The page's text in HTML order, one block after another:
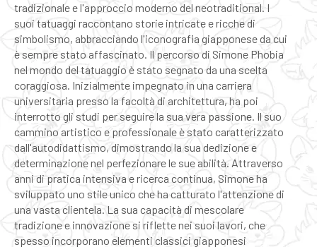
tradizionale e l'approccio moderno del neotraditional. I
suoi tatuaggi raccontano storie intricate e ricche di
simbolismo, abbracciando l'iconografia giapponese da cui
è sempre stato affascinato. Il percorso di Simone Phobia
nel mondo del tatuaggio è stato segnato da una scelta
coraggiosa. Inizialmente impegnato in una carriera
universitaria presso la facoltà di architettura, ha poi
interrotto gli studi per seguire la sua vera passione. Il suo
cammino artistico e professionale è stato caratterizzato
dall'autodidattismo, dimostrando la sua dedizione e
determinazione nel perfezionare le sue abilità. Attraverso
anni di pratica intensiva e ricerca continua, Simone ha
sviluppato uno stile unico che ha catturato l'attenzione di
una vasta clientela. La sua capacità di mescolare
tradizione e innovazione si riflette nei suoi lavori, che
spesso incorporano elementi classici giapponesi